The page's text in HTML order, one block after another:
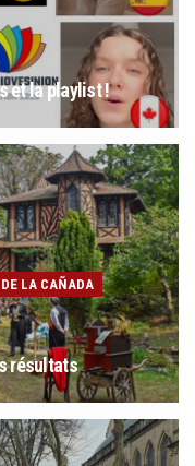
et la playlist !
LA CAÑADA
résultats